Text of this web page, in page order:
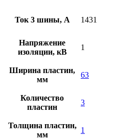
Ток 3 шины, А 1431
Напряжение
изоляции, кВ
1
Ширина пластин,
мм
63
Количество
пластин
3
Толщина пластин,
мм
1